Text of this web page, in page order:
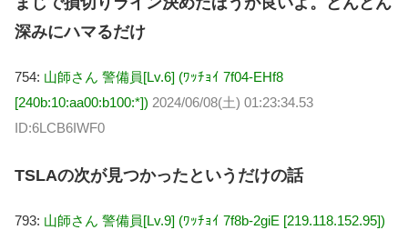
深みにハマるだけ
754: 山師さん 警備員[Lv.6] (ﾜｯﾁｮｲ 7f04-EHf8
[240b:10:aa00:b100:*]) 2024/06/08(土) 01:23:34.53
ID:6LCB6IWF0
TSLAの次が見つかったというだけの話
793: 山師さん 警備員[Lv.9] (ﾜｯﾁｮｲ 7f8b-2giE [219.118.152.95])